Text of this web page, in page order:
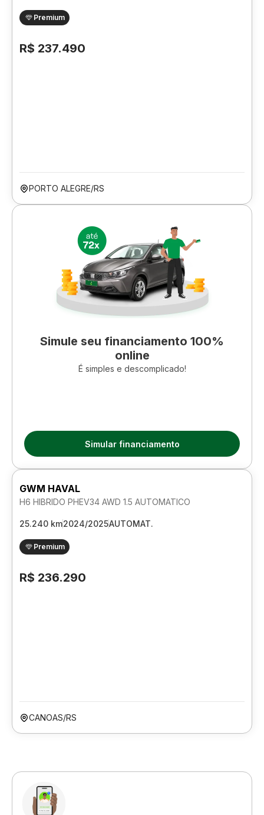
Premium
R$ 237.490
PORTO ALEGRE/RS
Simule seu financiamento 100%
online
É simples e descomplicado!
Simular financiamento
GWM HAVAL
H6 HIBRIDO PHEV34 AWD 1.5 AUTOMATICO
25.240 km2024/2025AUTOMAT.
Premium
R$ 236.290
CANOAS/RS